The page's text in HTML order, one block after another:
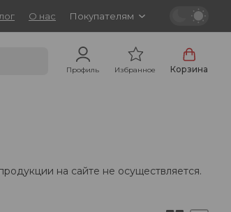
О нас Покупателям
Профиль Избранное Корзина
на сайте не осуществляется.